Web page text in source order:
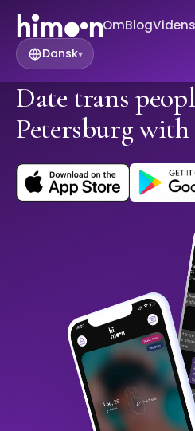
OmBlog
Dansk▾
Date trans
Petersburg